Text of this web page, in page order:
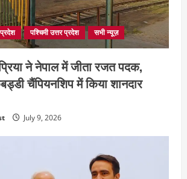
पश्चिमी उत्तर प्रदेश सभी न्यूज़
ने नेपाल में जीता रजत पदक,
चैंपियनशिप में किया शानदार
July 9, 2026